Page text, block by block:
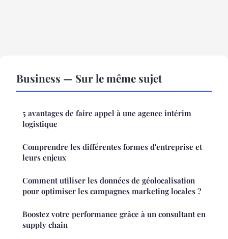
Business — Sur le même sujet
5 avantages de faire appel à une agence intérim
logistique
Comprendre les différentes formes d'entreprise et
leurs enjeux
Comment utiliser les données de géolocalisation
pour optimiser les campagnes marketing locales ?
Boostez votre performance grâce à un consultant en
supply chain